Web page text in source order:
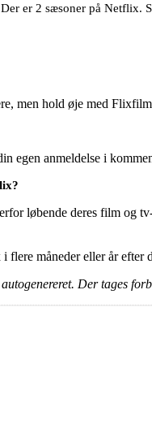
er 2 sæsoner på
men hold øje med
egen anmeldelse i
løbende deres film og
måneder eller år efter
Der tages